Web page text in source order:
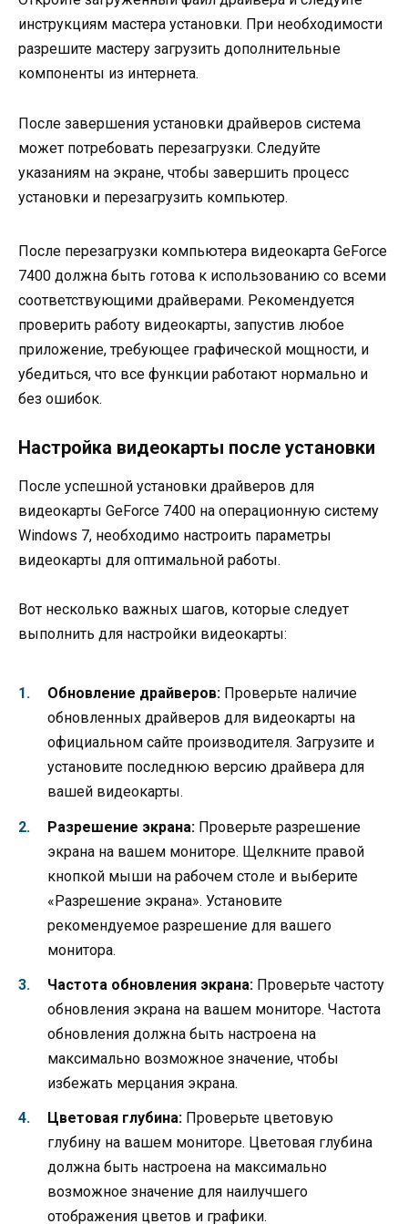
инструкциям мастера установки. При необходимости
разрешите мастеру загрузить дополнительные
компоненты из интернета.
После завершения установки драйверов система
может потребовать перезагрузки. Следуйте
указаниям на экране, чтобы завершить процесс
установки и перезагрузить компьютер.
После перезагрузки компьютера видеокарта GeForce
7400 должна быть готова к использованию со всеми
соответствующими драйверами. Рекомендуется
проверить работу видеокарты, запустив любое
приложение, требующее графической мощности, и
убедиться, что все функции работают нормально и
без ошибок.
Настройка видеокарты после установки
После успешной установки драйверов для
видеокарты GeForce 7400 на операционную систему
Windows 7, необходимо настроить параметры
видеокарты для оптимальной работы.
Вот несколько важных шагов, которые следует
выполнить для настройки видеокарты:
Обновление драйверов: Проверьте наличие
обновленных драйверов для видеокарты на
официальном сайте производителя. Загрузите и
установите последнюю версию драйвера для
вашей видеокарты.
Разрешение экрана: Проверьте разрешение
экрана на вашем мониторе. Щелкните правой
кнопкой мыши на рабочем столе и выберите
«Разрешение экрана». Установите
рекомендуемое разрешение для вашего
монитора.
Частота обновления экрана: Проверьте частоту
обновления экрана на вашем мониторе. Частота
обновления должна быть настроена на
максимально возможное значение, чтобы
избежать мерцания экрана.
Цветовая глубина: Проверьте цветовую
глубину на вашем мониторе. Цветовая глубина
должна быть настроена на максимально
возможное значение для наилучшего
отображения цветов и графики.